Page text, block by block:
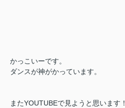
かっこいーです。
ダンスが神がかっています。
またYOUTUBEで見ようと思います！